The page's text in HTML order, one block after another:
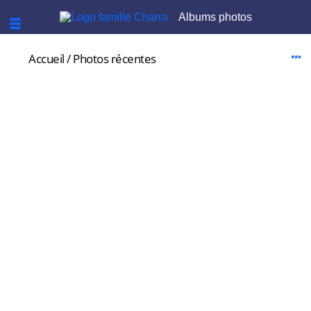
Albums photos
Accueil/Photos récentes